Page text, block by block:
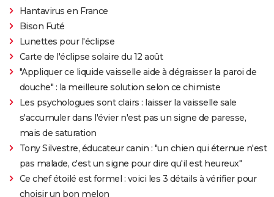
Hantavirus en France
Bison Futé
Lunettes pour l'éclipse
Carte de l'éclipse solaire du 12 août
"Appliquer ce liquide vaisselle aide à dégraisser la paroi de
douche" : la meilleure solution selon ce chimiste
Les psychologues sont clairs : laisser la vaisselle sale
s'accumuler dans l'évier n'est pas un signe de paresse,
mais de saturation
Tony Silvestre, éducateur canin : "un chien qui éternue n'est
pas malade, c'est un signe pour dire qu'il est heureux"
Ce chef étoilé est formel : voici les 3 détails à vérifier pour
choisir un bon melon